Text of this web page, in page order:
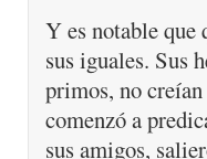
Y es notable que
sus iguales. Sus
primos, no
comenzó a
sus amigos,